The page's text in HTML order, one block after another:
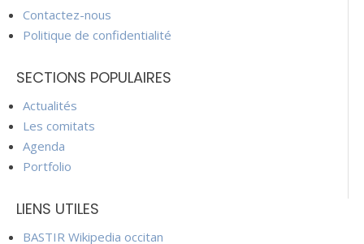
Contactez-nous
Politique de confidentialité
SECTIONS POPULAIRES
Actualités
Les comitats
Agenda
Portfolio
LIENS UTILES
BASTIR Wikipedia occitan